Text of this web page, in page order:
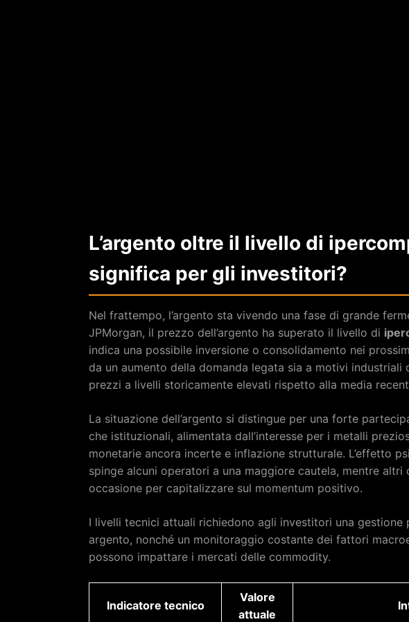
L’argento oltre il livello di
significa per gli investitori?
Nel frattempo, l’argento sta vivendo una fase di grande
JPMorgan, il prezzo dell’argento ha superato il livello di
indica una possibile inversione o consolidamento nei
da un aumento della domanda legata sia a motivi industriali
prezzi a livelli storicamente elevati rispetto alla media
La situazione dell’argento si distingue per una forte
che istituzionali, alimentata dall’interesse per i metalli
monetarie ancora incerte e inflazione strutturale. L’effetto
spinge alcuni operatori a una maggiore cautela, mentre altri
occasione per capitalizzare sul momentum positivo.
I livelli tecnici attuali richiedono agli investitori una gestione
argento, nonché un monitoraggio costante dei fattori
possono impattare i mercati delle commodity.
Indicatore tecnico
Valore
attuale